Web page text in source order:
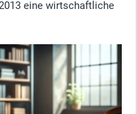
eine wirtschaftliche